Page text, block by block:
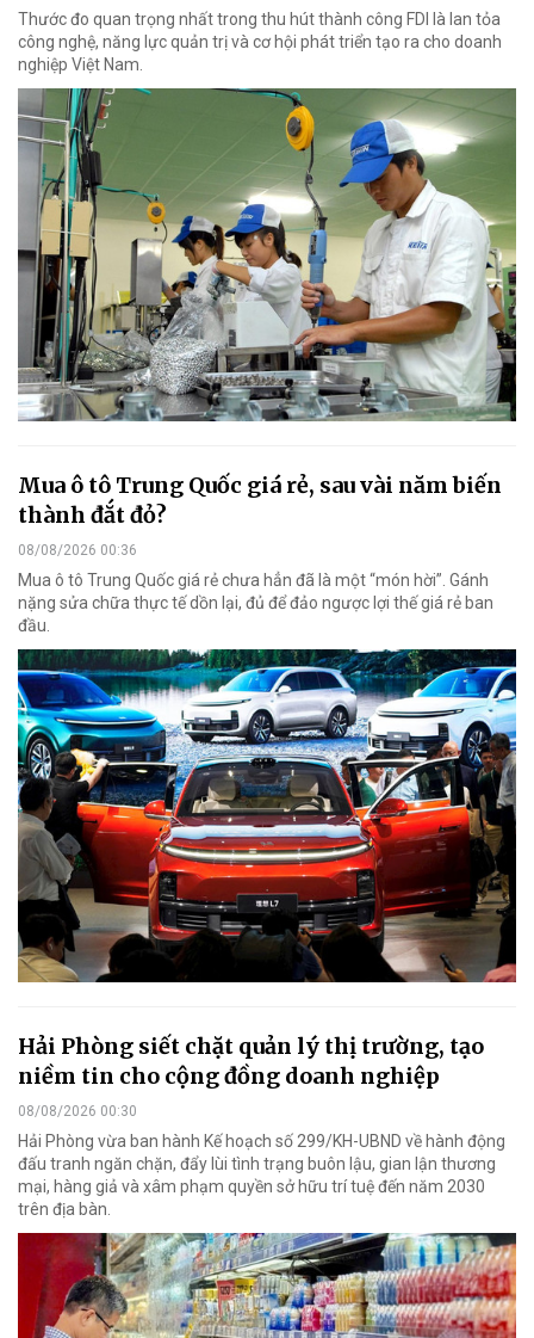
Thước đo quan trọng nhất trong thu hút thành công FDI là lan tỏa
công nghệ, năng lực quản trị và cơ hội phát triển tạo ra cho doanh
nghiệp Việt Nam.
Mua ô tô Trung Quốc giá rẻ, sau vài năm biến
thành đắt đỏ?
08/08/2026 00:36
Mua ô tô Trung Quốc giá rẻ chưa hẳn đã là một “món hời”. Gánh
nặng sửa chữa thực tế dồn lại, đủ để đảo ngược lợi thế giá rẻ ban
đầu.
Hải Phòng siết chặt quản lý thị trường, tạo
niềm tin cho cộng đồng doanh nghiệp
08/08/2026 00:30
Hải Phòng vừa ban hành Kế hoạch số 299/KH-UBND về hành động
đấu tranh ngăn chặn, đẩy lùi tình trạng buôn lậu, gian lận thương
mại, hàng giả và xâm phạm quyền sở hữu trí tuệ đến năm 2030
trên địa bàn.